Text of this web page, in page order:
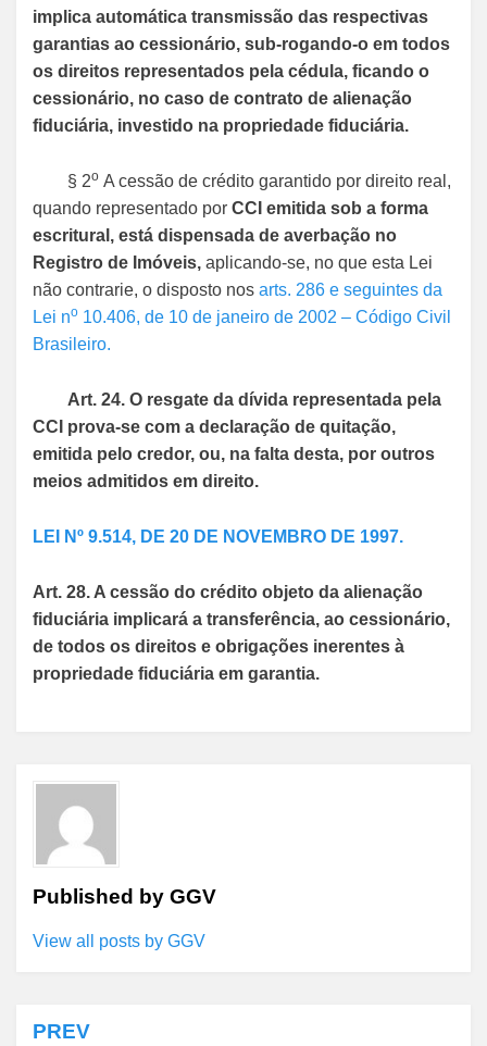
implica automática transmissão das respectivas
garantias ao cessionário, sub-rogando-o em todos
os direitos representados pela cédula, ficando o
cessionário, no caso de contrato de alienação
fiduciária, investido na propriedade fiduciária.
§ 2o A cessão de crédito garantido por direito real,
quando representado por CCI emitida sob a forma
escritural, está dispensada de averbação no
Registro de Imóveis, aplicando-se, no que esta Lei
não contrarie, o disposto nos arts. 286 e seguintes da
Lei no 10.406, de 10 de janeiro de 2002 – Código Civil
Brasileiro.
Art. 24. O resgate da dívida representada pela
CCI prova-se com a declaração de quitação,
emitida pelo credor, ou, na falta desta, por outros
meios admitidos em direito.
LEI Nº 9.514, DE 20 DE NOVEMBRO DE 1997.
Art. 28. A cessão do crédito objeto da alienação
fiduciária implicará a transferência, ao cessionário,
de todos os direitos e obrigações inerentes à
propriedade fiduciária em garantia.
Published by GGV
View all posts by GGV
Navegação
PREV